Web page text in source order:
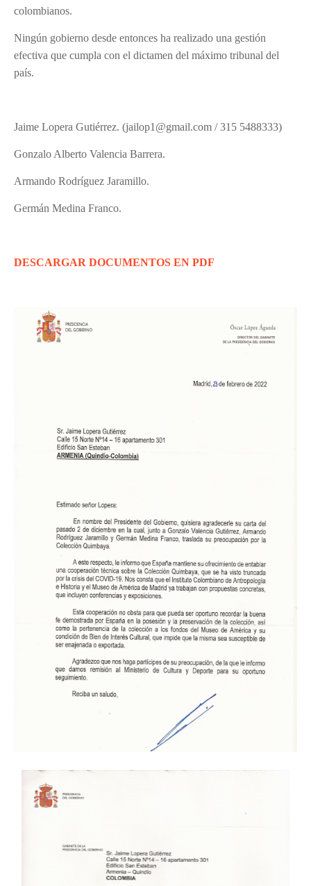
colombianos.
Ningún gobierno desde entonces ha realizado una gestión
efectiva que cumpla con el dictamen del máximo tribunal del
país.
Jaime Lopera Gutiérrez. (jailop1@gmail.com / 315 5488333)
Gonzalo Alberto Valencia Barrera.
Armando Rodríguez Jaramillo.
Germán Medina Franco.
DESCARGAR DOCUMENTOS EN PDF